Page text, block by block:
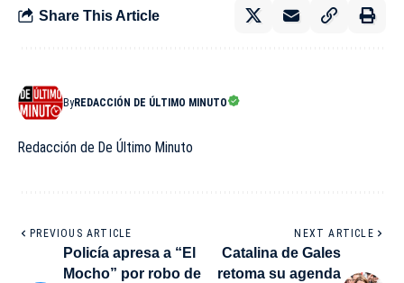
Share This Article
ByREDACCIÓN DE ÚLTIMO MINUTO
Redacción de De Último Minuto
PREVIOUS ARTICLE
Policía apresa a “El
Mocho” por robo de
NEXT ARTICLE
Catalina de Gales
retoma su agenda